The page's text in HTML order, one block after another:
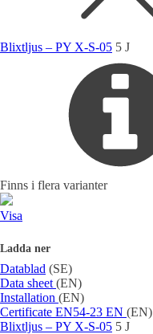
Blixtljus – PY X-S-05 5 J
Finns i flera varianter
Visa
Ladda ner
Datablad (SE)
Data sheet (EN)
Installation (EN)
Certificate EN54-23 EN (EN)
Blixtljus – PY X-S-05 5 J